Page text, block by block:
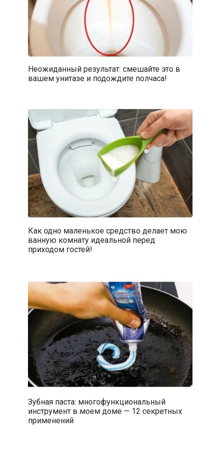
Неожиданный результат: смешайте это в
вашем унитазе и подождите полчаса!
Как одно маленькое средство делает мою
ванную комнату идеальной перед
приходом гостей!
Зубная паста: многофункциональный
инструмент в моем доме — 12 секретных
применений